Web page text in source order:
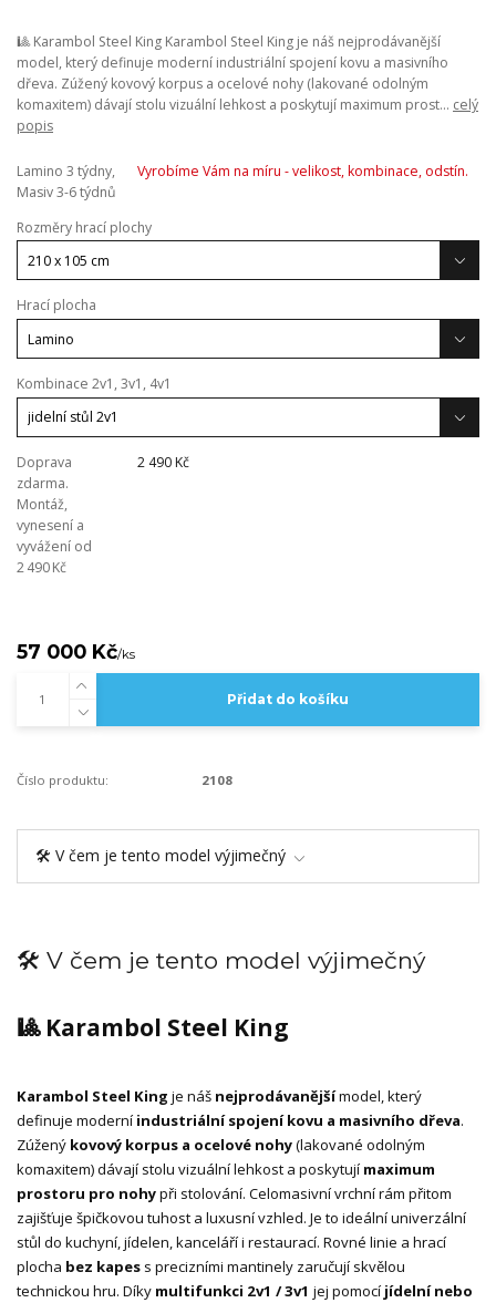
🎱 Karambol Steel King Karambol Steel King je náš nejprodávanější
model, který definuje moderní industriální spojení kovu a masivního
dřeva. Zúžený kovový korpus a ocelové nohy (lakované odolným
komaxitem) dávají stolu vizuální lehkost a poskytují maximum prost... celý
popis
Lamino 3 týdny,
Masiv 3-6 týdnů
Vyrobíme Vám na míru - velikost, kombinace, odstín.
Rozměry hrací plochy
Hrací plocha
Kombinace 2v1, 3v1, 4v1
Doprava
zdarma.
Montáž,
vynesení a
vyvážení od
2 490 Kč
2 490 Kč
57 000 Kč/ks
Přidat do košíku
Číslo produktu: 2108
🛠️ V čem je tento model výjimečný
🛠️ V čem je tento model výjimečný
🎱 Karambol Steel King
Karambol Steel King je náš nejprodávanějšímodel, který
definuje moderní industriální spojení kovu a masivního dřeva.
Zúžený kovový korpus a ocelové nohy(lakované odolným
komaxitem) dávají stolu vizuální lehkost a poskytují maximum
prostoru pro nohypři stolování. Celomasivní vrchní rám přitom
zajišťuje špičkovou tuhost a luxusní vzhled. Je to ideální univerzální
stůl do kuchyní, jídelen, kanceláří i restaurací. Rovné linie a hrací
plocha bez kapes s precizními mantinely zaručují skvělou
technickou hru. Díky multifunkci 2v1 / 3v1 jej pomocí jídelní nebo